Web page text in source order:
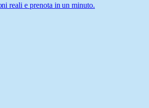
reali e prenota in un minuto.